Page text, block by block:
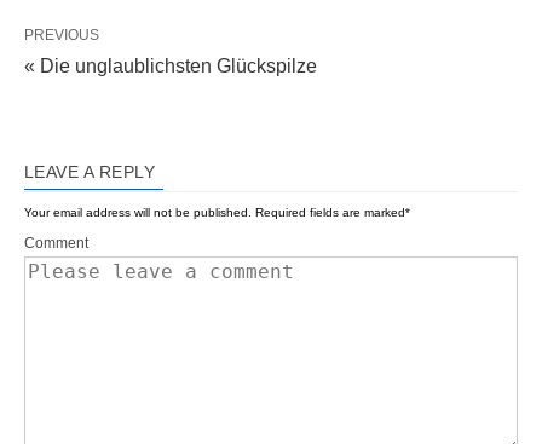
PREVIOUS
« Die unglaublichsten Glückspilze
LEAVE A REPLY
Your email address will not be published. Required fields are marked*
Comment